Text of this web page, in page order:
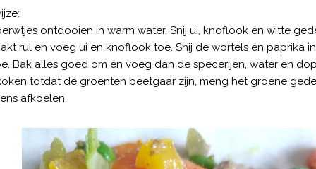
ontdooien in warm water. Snij ui, knoflook en witte
rul en voeg ui en knoflook toe. Snij de wortels en paprika
Bak alles goed om en voeg dan de specerijen, water en
totdat de groenten beetgaar zijn, meng het groene
afkoelen.